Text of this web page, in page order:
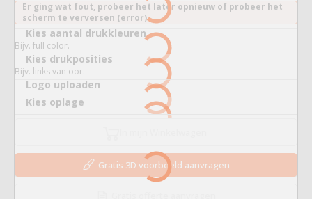
Er ging wat fout, probeer het later opnieuw of probeer het
scherm te verversen (error).
Kies aantal drukkleuren
Bijv. full color.
Kies drukposities
Bijv. links van oor.
Logo uploaden
Kies oplage
Gratis 3D voorbeeld aanvragen